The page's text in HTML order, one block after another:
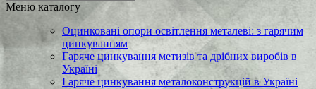
Меню каталогу
Оцинковані опори освітлення металеві: з гарячим
цинкуванням
Гаряче цинкування метизів та дрібних виробів в
Україні
Гаряче цинкування металоконструкцій в Україні